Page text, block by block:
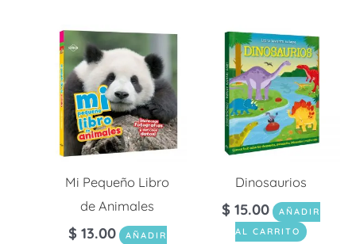
Mi Pequeño Libro
de Animales
$ 13.00
AÑADIR
Dinosaurios
$ 15.00
AÑADIR
AL CARRITO